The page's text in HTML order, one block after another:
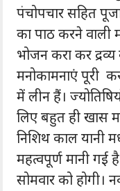
पंचोपचार सहित
का पाठ करने वाली
भोजन करा कर द्रव्य
मनोकामनाएं पूरी
में लीन हैं।
लिए बहुत ही खास
निशिथ काल यानी
महत्वपूर्ण मानी
सोमवार को होगी।